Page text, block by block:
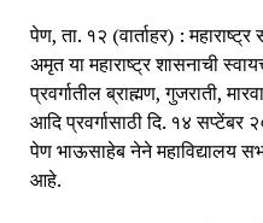
पेण, ता. १२ (वार्ताहर) :
अमृत या महाराष्ट्र शासनाची
प्रवर्गातील ब्राह्मण, गुजराती,
आदि प्रवर्गासाठी दि. १४
पेण भाऊसाहेब नेने महाविद्यालय
आहे.